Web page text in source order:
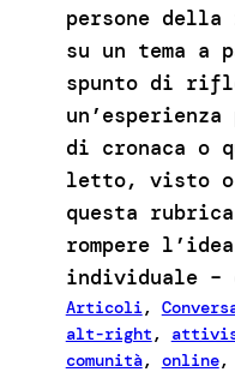
persone della
su un tema a
spunto di
di cronaca o
letto, visto o
questa
rompere
individuale –
Articoli ,
alt-right ,
comunità, online,